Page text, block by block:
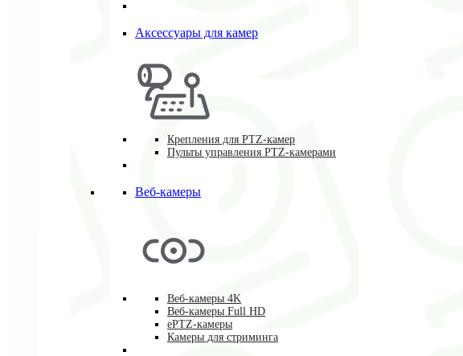
Аксессуары для камер
Крепления для PTZ-камер
Пульты управления PTZ-камерами
Веб-камеры
Веб-камеры 4K
Веб-камеры Full HD
ePTZ-камеры
Камеры для стриминга